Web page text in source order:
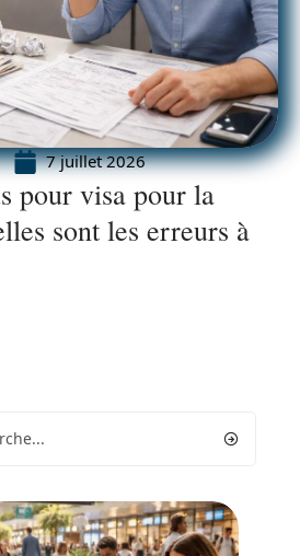
7 juillet 2026
pour visa pour la
sont les erreurs à